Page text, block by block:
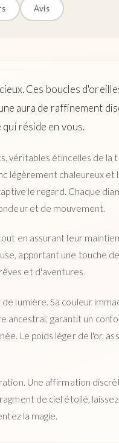
Avis
Ces boucles
aura de raffinement
réside en vous.
véritables étincelles de la
légèrement chaleureux et
le regard. Chaque
et de mouvement.
en assurant leur
apportant une touche
et d'aventures.
lumière. Sa couleur
ancestral, garantit un
Le poids léger de l'or,
Une affirmation
de ciel étoilé,
la magie.